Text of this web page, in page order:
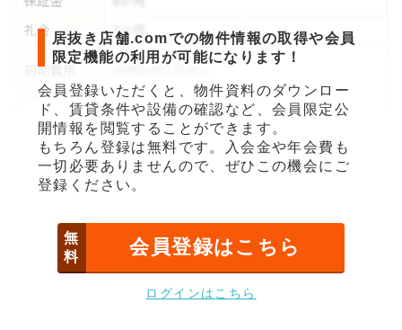
居抜き店舗.comでの物件情報の取得や会員
限定機能の利用が可能になります！
会員登録いただくと、物件資料のダウンロー
ド、賃貸条件や設備の確認など、会員限定公
開情報を閲覧することができます。
もちろん登録は無料です。入会金や年会費も
一切必要ありませんので、ぜひこの機会にご
登録ください。
無
料
会員登録はこちら
ログインはこちら